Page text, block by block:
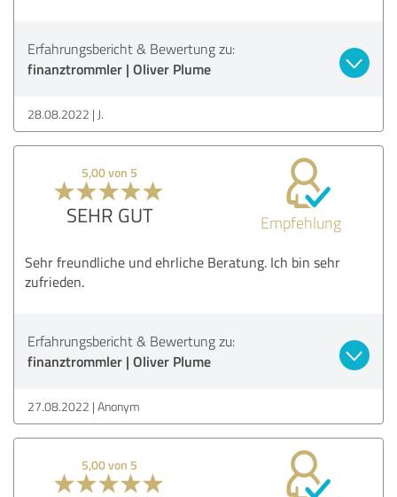
Erfahrungsbericht & Bewertung zu:
finanztrommler | Oliver Plume
28.08.2022 J.
5,00 von 5
SEHR GUT Empfehlung
Sehr freundliche und ehrliche Beratung. Ich bin sehr
zufrieden.
Erfahrungsbericht & Bewertung zu:
finanztrommler | Oliver Plume
27.08.2022 Anonym
5,00 von 5